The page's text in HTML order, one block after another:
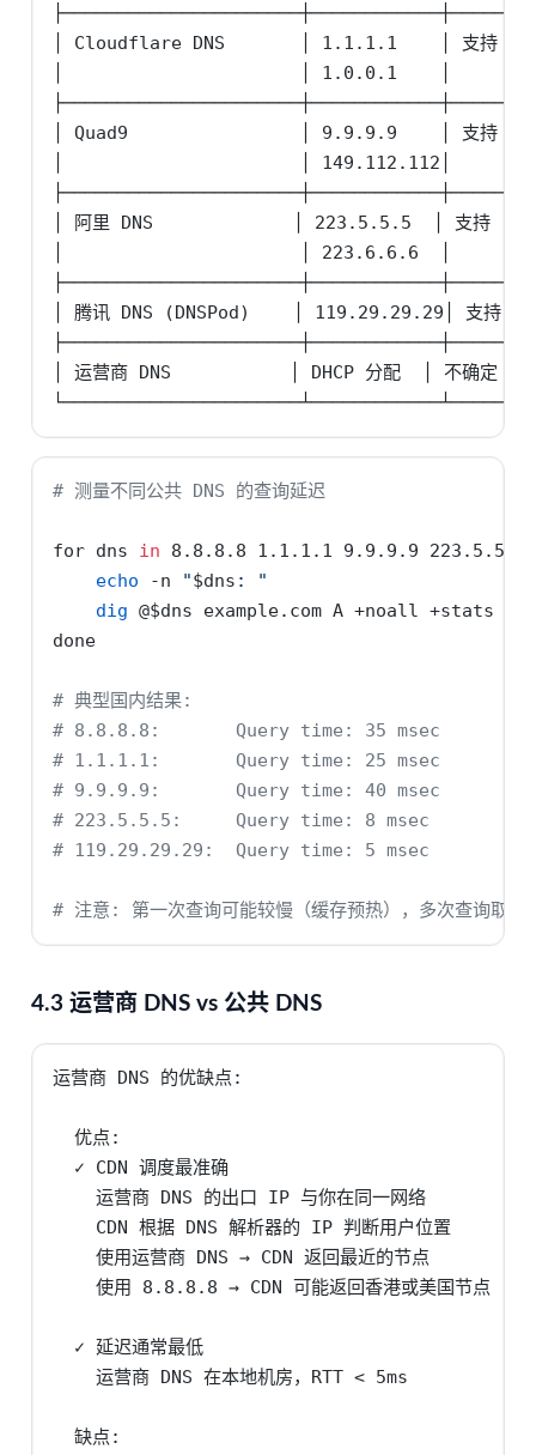
│ Cloudflare DNS       │ 1.1.1.1    │ 支持
│                      │ 1.0.0.1    │
│ Quad9                │ 9.9.9.9    │ 支持
│                      │ 149.112.112│          │
│ 阿里 DNS             │ 223.5.5.5  │ 支持
│                      │ 223.6.6.6  │
│ 腾讯 DNS (DNSPod)    │ 119.29.29.29│ 支持
│ 运营商 DNS           │ DHCP 分配  │ 不确定   │
# 测量不同公共 DNS 的查询延迟
for dns in 8.8.8.8 1.1.1.1 9.9.9.9 223.5.5.5
echo
-n "$dns : "
dig @$dns example.com A +noall +stats
done
# 典型国内结果:
# 8.8.8.8:       Query time: 35 msec
# 1.1.1.1:       Query time: 25 msec
# 9.9.9.9:       Query time: 40 msec
# 223.5.5.5:     Query time: 8 msec
# 119.29.29.29:  Query time: 5 msec
# 注意: 第一次查询可能较慢（缓存预热），多次查询取平
4.3 运营商 DNS vs 公共 DNS
运营商 DNS 的优缺点:
  优点:
  ✓ CDN 调度最准确
    运营商 DNS 的出口 IP 与你在同一网络
    CDN 根据 DNS 解析器的 IP 判断用户位置
    使用运营商 DNS → CDN 返回最近的节点
    使用 8.8.8.8 → CDN 可能返回香港或美国节点
  ✓ 延迟通常最低
    运营商 DNS 在本地机房，RTT < 5ms
  缺点: